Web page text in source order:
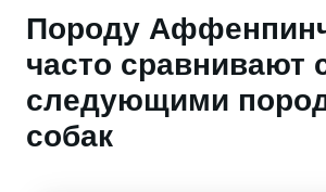
Породу
часто сравнивают
следующими
собак